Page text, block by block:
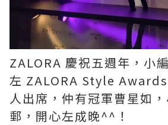
ZALORA 慶祝五週年，小
左 ZALORA Style Awards
人出席，仲有冠軍曹星如
郵，開心左成晚^^！